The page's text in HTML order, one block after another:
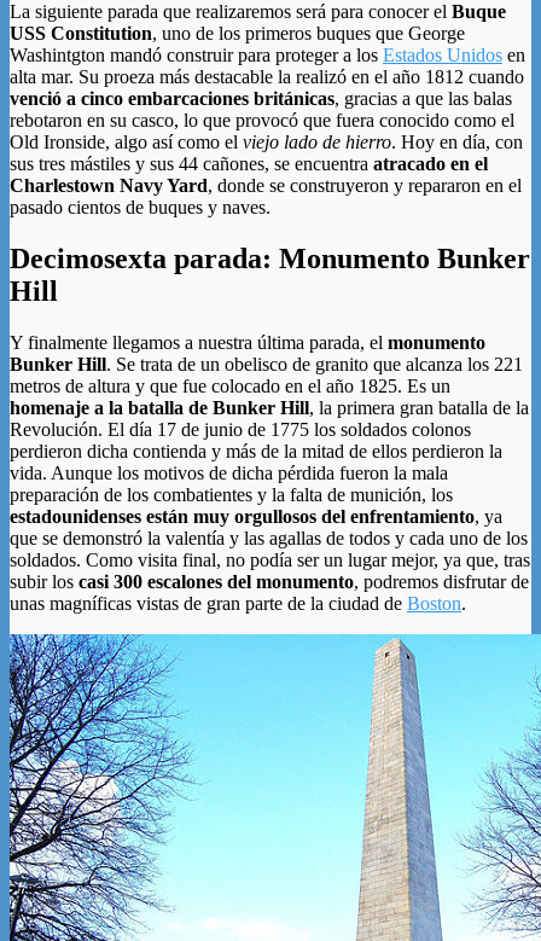
La siguiente parada que realizaremos será para conocer el Buque
USS Constitution, uno de los primeros buques que George
Washintgton mandó construir para proteger a los Estados Unidos en
alta mar. Su proeza más destacable la realizó en el año 1812 cuando
venció a cinco embarcaciones británicas, gracias a que las balas
rebotaron en su casco, lo que provocó que fuera conocido como el
Old Ironside, algo así como el viejo lado de hierro. Hoy en día, con
sus tres mástiles y sus 44 cañones, se encuentra atracado en el
Charlestown Navy Yard, donde se construyeron y repararon en el
pasado cientos de buques y naves.
Decimosexta parada: Monumento Bunker
Hill
Y finalmente llegamos a nuestra última parada, el monumento
Bunker Hill. Se trata de un obelisco de granito que alcanza los 221
metros de altura y que fue colocado en el año 1825. Es un
homenaje a la batalla de Bunker Hill, la primera gran batalla de la
Revolución. El día 17 de junio de 1775 los soldados colonos
perdieron dicha contienda y más de la mitad de ellos perdieron la
vida. Aunque los motivos de dicha pérdida fueron la mala
preparación de los combatientes y la falta de munición, los
estadounidenses están muy orgullosos del enfrentamiento, ya
que se demonstró la valentía y las agallas de todos y cada uno de los
soldados. Como visita final, no podía ser un lugar mejor, ya que, tras
subir los casi 300 escalones del monumento, podremos disfrutar de
unas magníficas vistas de gran parte de la ciudad de Boston.